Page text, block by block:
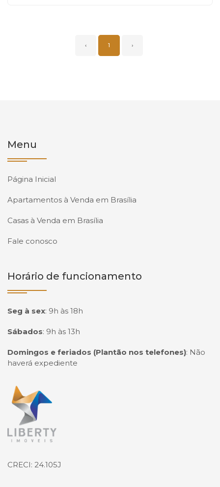
‹ 1 ›
Menu
Página Inicial
Apartamentos à Venda em Brasília
Casas à Venda em Brasília
Fale conosco
Horário de funcionamento
Seg à sex: 9h às 18h
Sábados: 9h às 13h
Domingos e feriados (Plantão nos telefones): Não
haverá expediente
Página inicial
CRECI: 24.105J